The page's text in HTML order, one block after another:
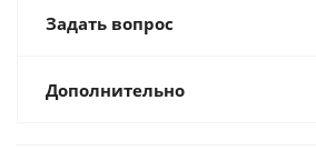
Задать вопрос
Дополнительно